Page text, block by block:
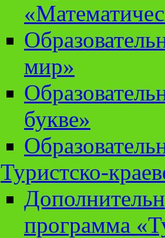
мир»
букве»
Туристско-
программа